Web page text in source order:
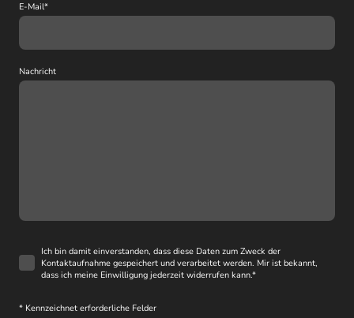
E-Mail*
Nachricht
Ich bin damit einverstanden, dass diese Daten zum Zweck der
Kontaktaufnahme gespeichert und verarbeitet werden. Mir ist bekannt,
dass ich meine Einwilligung jederzeit widerrufen kann.*
* Kennzeichnet erforderliche Felder